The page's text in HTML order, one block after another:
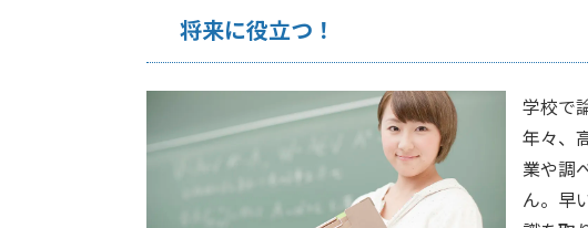
将来に役立つ！
学校で
年々、
業や調
ん。早